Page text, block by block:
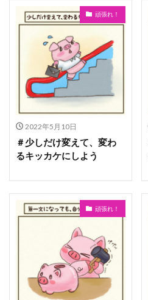
頑張れ！
2022年5月10日
＃少しだけ変えて、変わ
るキッカケにしよう
頑張れ！